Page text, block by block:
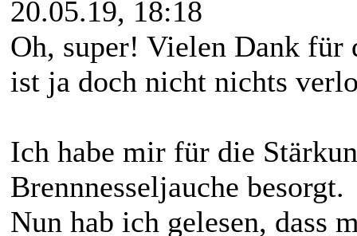
20.05.19, 18:18
Oh, super! Vielen Dank für
ist ja doch nicht nichts
Ich habe mir für die
Brennnesseljauche besorgt.
Nun hab ich gelesen, dass